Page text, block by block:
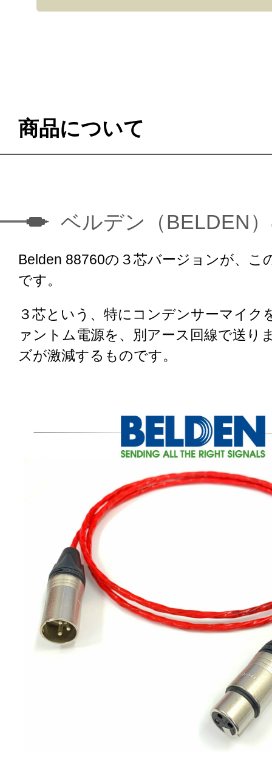
商品について
ベルデン（BELDEN
Belden 88760の３芯バージョンが、こ
です。
３芯という、特にコンデンサーマイク
ァントム電源を、別アース回線で送り
ズが激減するものです。